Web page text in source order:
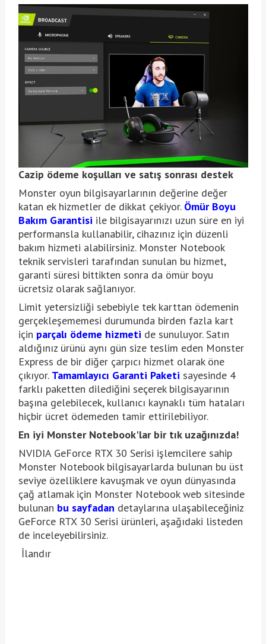
Cazip ödeme koşulları ve satış sonrası destek
Monster oyun bilgisayarlarının değerine değer
katan ek hizmetler de dikkat çekiyor. Ömür Boyu
Bakım Garantisi ile bilgisayarınızı uzun süre en iyi
performansla kullanabilir, cihazınız için düzenli
bakım hizmeti alabilirsiniz. Monster Notebook
teknik servisleri tarafından sunulan bu hizmet,
garanti süresi bittikten sonra da ömür boyu
ücretsiz olarak sağlanıyor.
Limit yetersizliği sebebiyle tek karttan ödemenin
gerçekleşememesi durumunda birden fazla kart
için parçalı ödeme hizmeti de sunuluyor. Satın
aldığınız ürünü aynı gün size teslim eden Monster
Express de bir diğer çarpıcı hizmet olarak öne
çıkıyor. Tamamlayıcı Garanti Paketi sayesinde 4
farklı paketten dilediğini seçerek bilgisayarının
başına gelebilecek, kullanıcı kaynaklı tüm hataları
hiçbir ücret ödemeden tamir ettirilebiliyor.
En iyi Monster Notebook'lar bir tık uzağınızda!
NVIDIA GeForce RTX 30 Serisi işlemcilere sahip
Monster Notebook bilgisayarlarda bulunan bu üst
seviye özelliklere kavuşmak ve oyun dünyasında
çağ atlamak için Monster Notebook web sitesinde
bulunan bu sayfadan detaylarına ulaşabileceğiniz
GeForce RTX 30 Serisi ürünleri, aşağıdaki listeden
de inceleyebilirsiniz.
İlandır